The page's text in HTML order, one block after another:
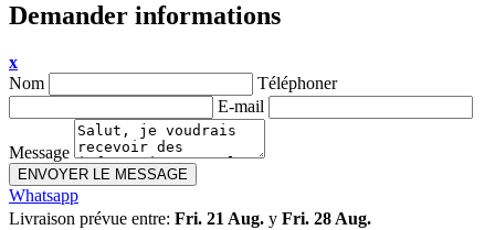
Demander informations
x
Nom
Téléphoner
E-mail
Message
ENVOYER LE MESSAGE
Whatsapp
Livraison prévue entre: Fri. 21 Aug. y Fri. 28 Aug.